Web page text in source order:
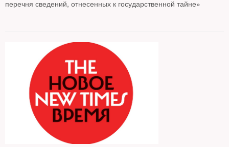
перечня сведений, отнесенных к государственной тайне»